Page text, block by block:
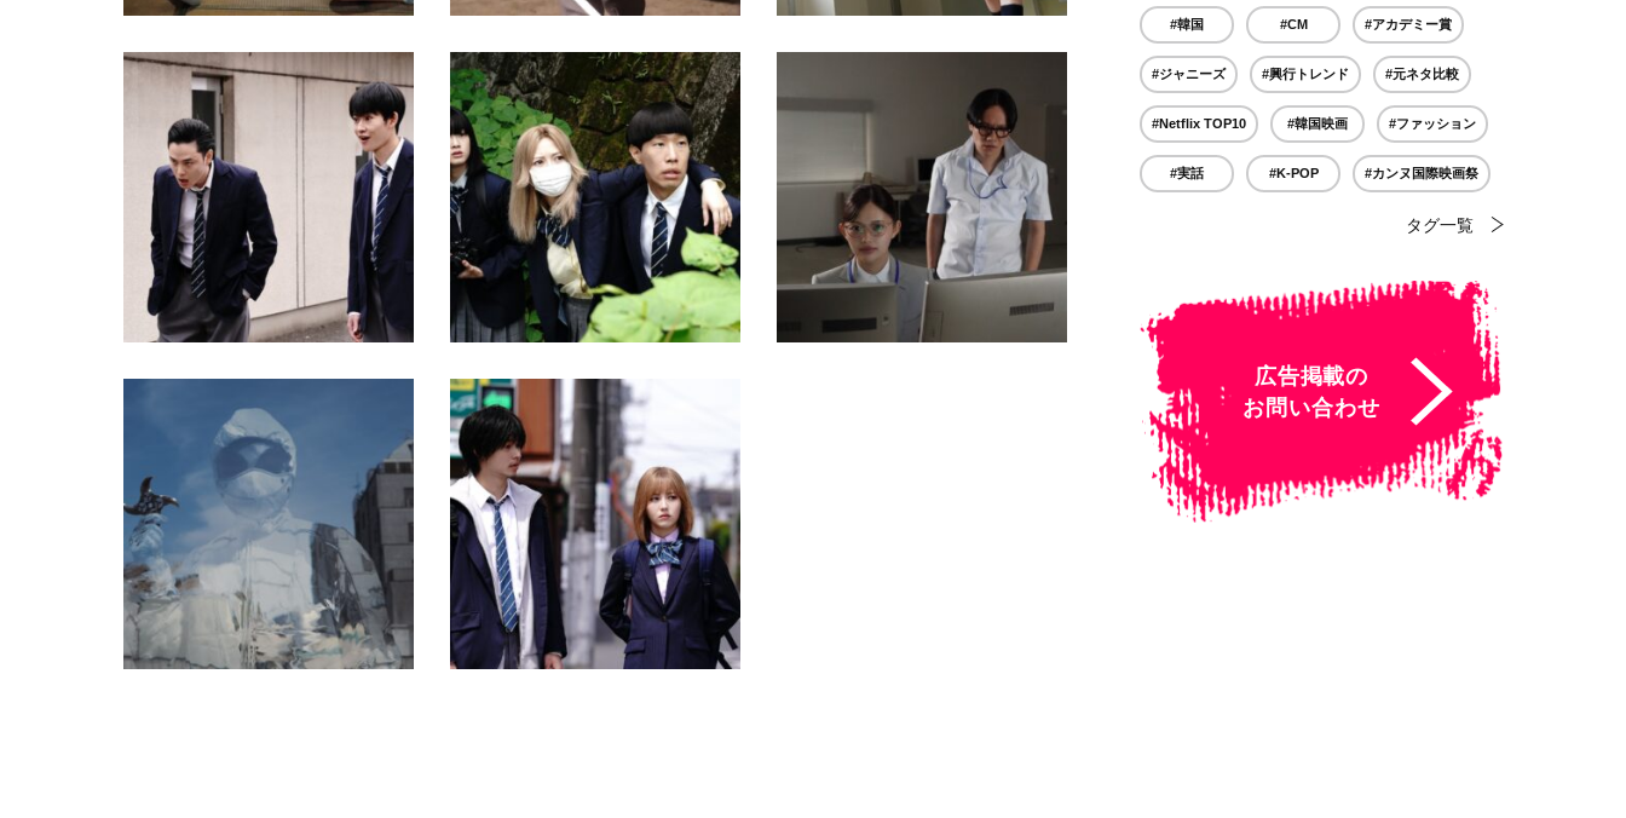
#韓国 #CM #アカデミー賞
#ジャニーズ #興行トレンド #元ネタ比較
#Netflix TOP10 #韓国映画 #ファッション
#実話 #K-POP #カンヌ国際映画祭
タグ一覧
広告掲載の
お問い合わせ